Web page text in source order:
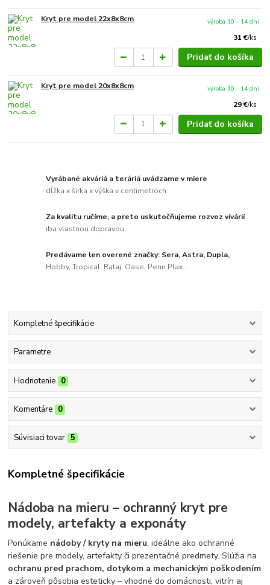
Kryt pre model 22x8x8cm
31 €/ks
výroba 10 - 14 dní
Pridať do košíka
Kryt pre model 20x8x8cm
29 €/ks
výroba 10 - 14 dní
Pridať do košíka
Vyrábané akváriá a teráriá uvádzame v miere
dĺžka x šírka x výška v centimetroch.
Za kvalitu ručíme, a preto uskutočňujeme rozvoz vivárií
iba vlastnou dopravou.
Predávame len overené značky: Sera, Astra, Dupla,
Hobby, Tropical, Rataj, Oase, Penn Plax...
Kompletné špecifikácie
Parametre
Hodnotenie 0
Komentáre 0
Súvisiaci tovar 5
Kompletné špecifikácie
Nádoba na mieru – ochranný kryt pre
modely, artefakty a exponáty
Ponúkame nádoby / kryty na mieru, ideálne ako ochranné
riešenie pre modely, artefakty či prezentačné predmety. Slúžia na
ochranu pred prachom, dotykom a mechanickým poškodením
a zároveň pôsobia esteticky – vhodné do domácnosti, vitrín aj